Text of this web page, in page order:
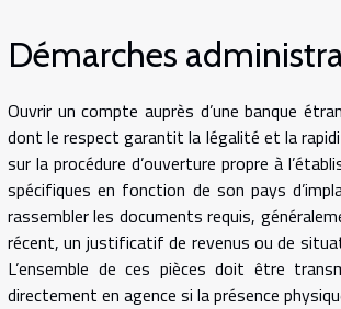
Démarches
Ouvrir un compte auprès d’une banque
dont le respect garantit la légalité et la
sur la procédure d’ouverture propre à
spécifiques en fonction de son pays
rassembler les documents requis,
récent, un justificatif de revenus ou de
L’ensemble de ces pièces doit être
directement en agence si la présence